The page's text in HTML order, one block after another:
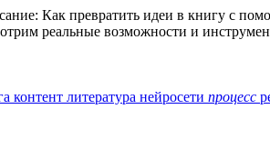
Как превратить идеи в книгу с
реальные возможности и
контент литература нейросети процесс